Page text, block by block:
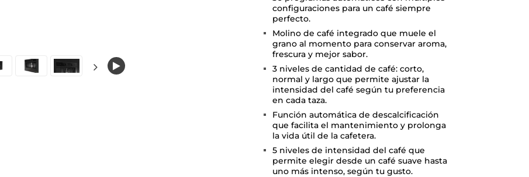
configuraciones para un café siempre
perfecto.
Molino de café integrado que muele el
grano al momento para conservar aroma,
frescura y mejor sabor.
3 niveles de cantidad de café: corto,
normal y largo que permite ajustar la
intensidad del café según tu preferencia
en cada taza.
Función automática de descalcificación
que facilita el mantenimiento y prolonga
la vida útil de la cafetera.
5 niveles de intensidad del café que
permite elegir desde un café suave hasta
uno más intenso, según tu gusto.